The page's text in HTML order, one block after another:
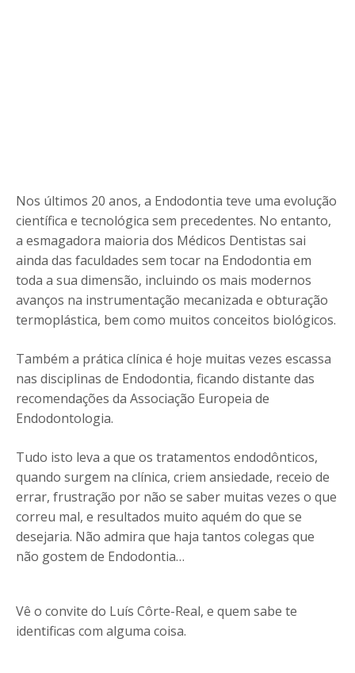
Nos últimos 20 anos, a Endodontia teve uma evolução
científica e tecnológica sem precedentes. No entanto,
a esmagadora maioria dos Médicos Dentistas sai
ainda das faculdades sem tocar na Endodontia em
toda a sua dimensão, incluindo os mais modernos
avanços na instrumentação mecanizada e obturação
termoplástica, bem como muitos conceitos biológicos.
Também a prática clínica é hoje muitas vezes escassa
nas disciplinas de Endodontia, ficando distante das
recomendações da Associação Europeia de
Endodontologia.
Tudo isto leva a que os tratamentos endodônticos,
quando surgem na clínica, criem ansiedade, receio de
errar, frustração por não se saber muitas vezes o que
correu mal, e resultados muito aquém do que se
desejaria. Não admira que haja tantos colegas que
não gostem de Endodontia…
Vê o convite do Luís Côrte-Real, e quem sabe te
identificas com alguma coisa.